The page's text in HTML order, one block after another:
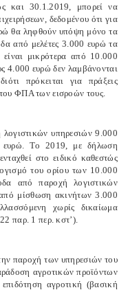
και 30.1.2019, μπορεί να
δεδομένου ότι για
θα ληφθούν υπόψη μόνο τα
από μελέτες 3.000 ευρώ τα
μικρότερα από 10.000
4.000 ευρώ δεν λαμβάνονται
πρόκειται για πράξεις
ΦΠΑ των εισροών τους.
υπηρεσιών 9.000
ευρώ. Το 2019, με δήλωση
στο ειδικό καθεστώς
του ορίου των 10.000
από παροχή λογιστικών
μίσθωση ακινήτων 3.000
χωρίς δικαίωμα
παρ. 1 περ. κστ’).
παροχή των υπηρεσιών του
αγροτικών προϊόντων
αγροτική (βασική